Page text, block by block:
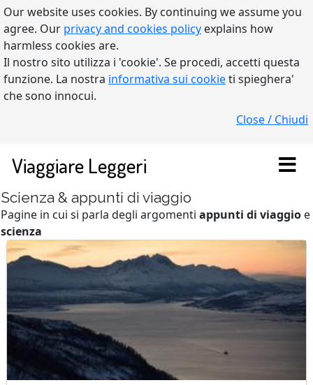
Our website uses cookies. By continuing we assume you
agree. Our privacy and cookies policy explains how
harmless cookies are.
Il nostro sito utilizza i 'cookie'. Se procedi, accetti questa
funzione. La nostra informativa sui cookieti spieghera'
che sono innocui.
Close / Chiudi
Viaggiare Leggeri
Scienza & appunti di viaggio
Pagine in cui si parla degli argomenti appunti di viaggio e
scienza